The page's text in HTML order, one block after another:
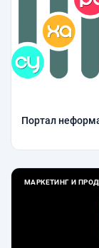
Портал
МАРКЕТИНГ И